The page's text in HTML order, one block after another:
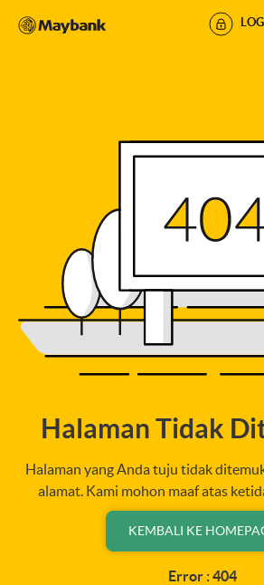
Halaman Tidak
Halaman yang Anda tuju tidak
alamat. Kami mohon maaf atas
KEMBALI KE
Error : 404